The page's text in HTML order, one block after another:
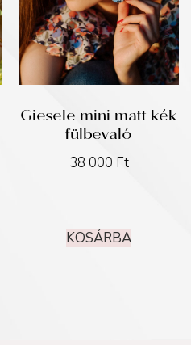
Giesele mini matt kék
fülbevaló
38 000 Ft
KOSÁRBA